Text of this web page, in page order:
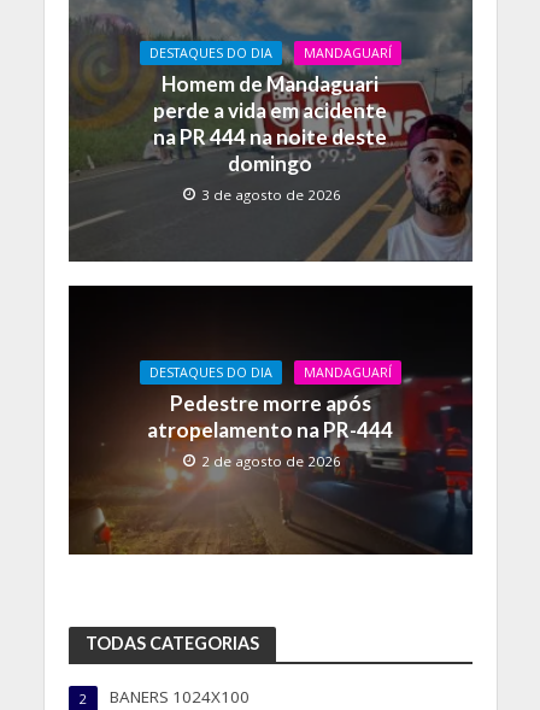
DESTAQUES DO DIA MANDAGUARÍ
Homem de Mandaguari
perde a vida em acidente
na PR 444 na noite deste
domingo
3 de agosto de 2026
DESTAQUES DO DIA MANDAGUARÍ
Pedestre morre após
atropelamento na PR-444
2 de agosto de 2026
TODAS CATEGORIAS
BANERS 1024X100
2